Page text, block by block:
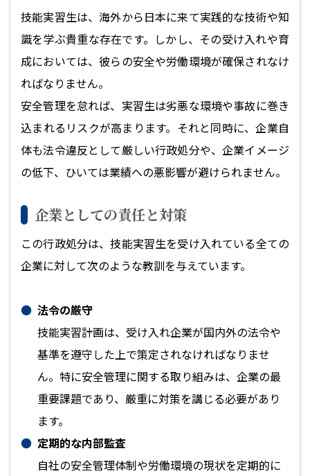
技能実習生は、海外から日本に来て実践的な技術や知
識を学ぶ貴重な存在です。しかし、その受け入れや育
成においては、彼らの安全や労働環境が確保されなけ
ればなりません。
安全管理を怠れば、実習生は劣悪な環境や事故に巻き
込まれるリスクが高まります。それと同時に、企業自
体も法令違反として厳しい行政処分や、企業イメージ
の低下、ひいては業績への悪影響が避けられません。
企業としての責任と対策
この行政処分は、技能実習生を受け入れている全ての
企業に対して次のような教訓を与えています。
法令の厳守
技能実習計画は、受け入れ企業が国内外の法令や
基準を遵守した上で策定されなければなりませ
ん。特に安全管理に関する取り組みは、企業の最
重要課題であり、厳重に対策を講じる必要があり
ます。
定期的な内部監査
自社の安全管理体制や労働環境の現状を定期的に